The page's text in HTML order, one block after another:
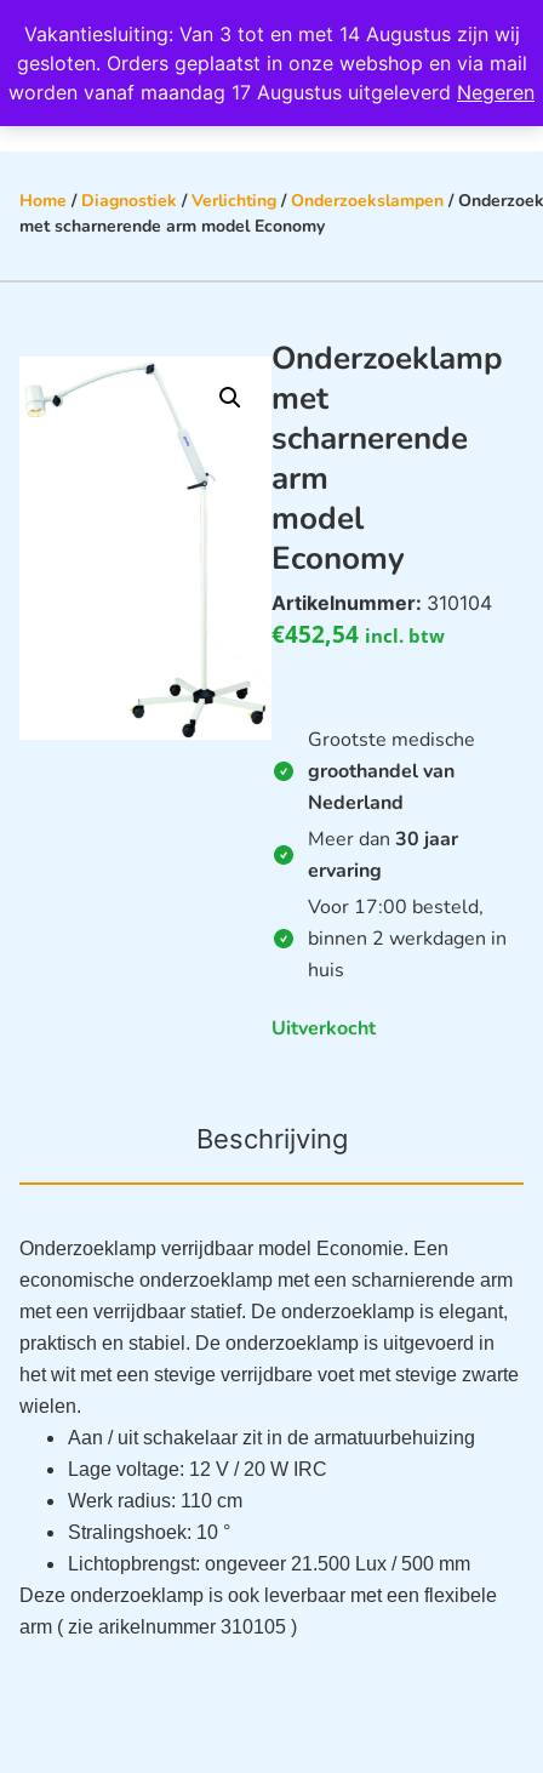
Vakantiesluiting: Van 3 tot en met 14 Augustus zijn wij
gesloten. Orders geplaatst in onze webshop en via mail
worden vanaf maandag 17 Augustus uitgeleverd Negeren
Wij scoren een 4,8 op Google
Home / Diagnostiek /Verlichting /Onderzoekslampen /
met scharnerende arm model Economy
Onderzoeklamp
met
scharnerende
arm
model
Economy
Artikelnummer: 310104
€452,54 incl. btw
Grootste medische
groothandel van
Nederland
Meer dan 30 jaar
ervaring
Voor 17:00 besteld,
binnen 2 werkdagen in
huis
Uitverkocht
Beschrijving
Onderzoeklamp verrijdbaar model Economie. Een
economische onderzoeklamp met een scharnierende arm
met een verrijdbaar statief. De onderzoeklamp is elegant,
praktisch en stabiel. De onderzoeklamp is uitgevoerd in
het wit met een stevige verrijdbare voet met stevige zwarte
wielen.
Aan / uit schakelaar zit in de armatuurbehuizing
Lage voltage: 12 V / 20 W IRC
Werk radius: 110 cm
Stralingshoek: 10 °
Lichtopbrengst: ongeveer 21.500 Lux / 500 mm
Deze onderzoeklamp is ook leverbaar met een flexibele
arm ( zie arikelnummer 310105 )